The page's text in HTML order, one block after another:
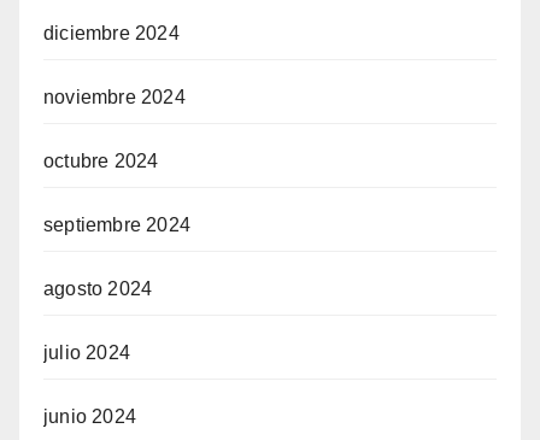
diciembre 2024
noviembre 2024
octubre 2024
septiembre 2024
agosto 2024
julio 2024
junio 2024